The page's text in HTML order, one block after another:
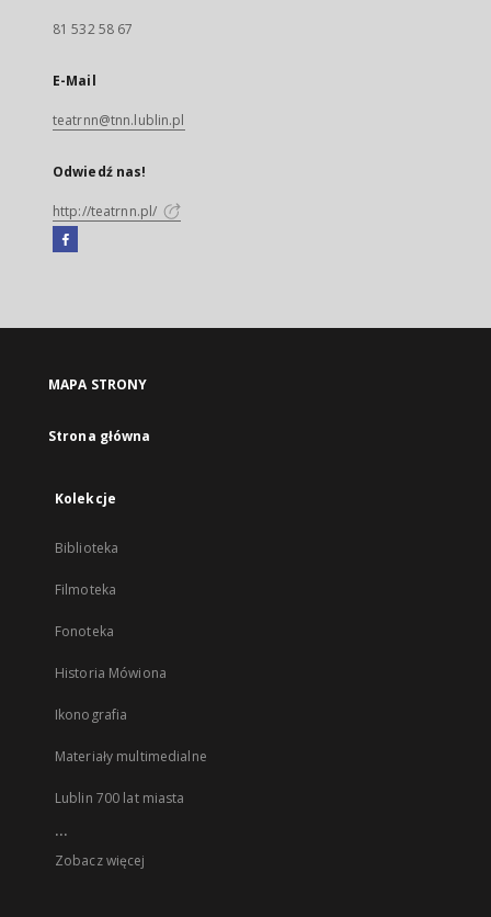
81 532 58 67
E-Mail
teatrnn@tnn.lublin.pl
Odwiedź nas!
http://teatrnn.pl/
Facebook
się
karcie
MAPA STRONY
Strona główna
Kolekcje
Biblioteka
Filmoteka
Fonoteka
Historia Mówiona
Ikonografia
Materiały multimedialne
Lublin 700 lat miasta
...
Zobacz więcej